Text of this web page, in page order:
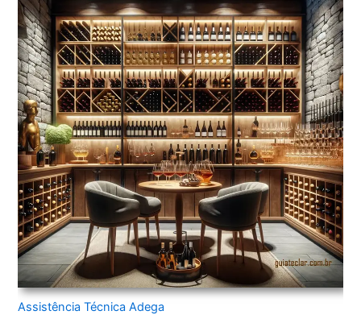
Assistência Técnica Adega